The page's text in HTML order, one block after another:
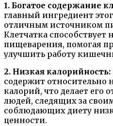
1. Богатое содержание
главный ингредиент
отличным источником
Клетчатка способствует
пищеварения, помогая
улучшить работу
2. Низкая калорийность:
содержит относительно
калорий, что делает его
людей, следящих за
соблюдающих диету
ценности.